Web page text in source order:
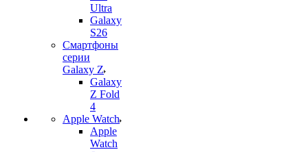
Ultra
Galaxy
S26
Смартфоны
серии
Galaxy Z
Galaxy
Z Fold
4
Apple Watch
Apple
Watch